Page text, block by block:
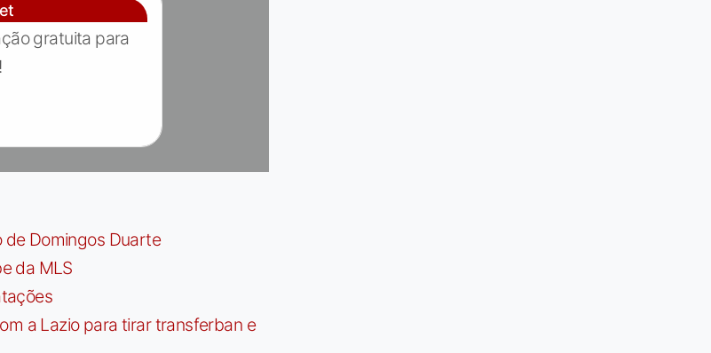
gratuita para
de Domingos Duarte
da MLS
a Lazio para tirar transferban e